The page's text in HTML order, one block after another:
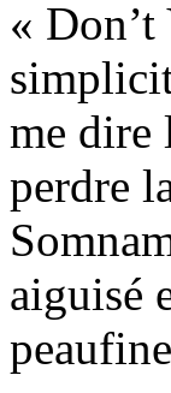
« Don’t
me dire
perdre
aiguisé